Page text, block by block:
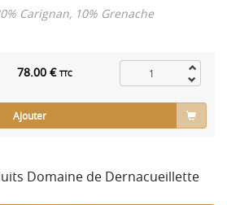
Carignan, 10% Grenache
78.00 € TTC
Ajouter
Domaine de Dernacueillette